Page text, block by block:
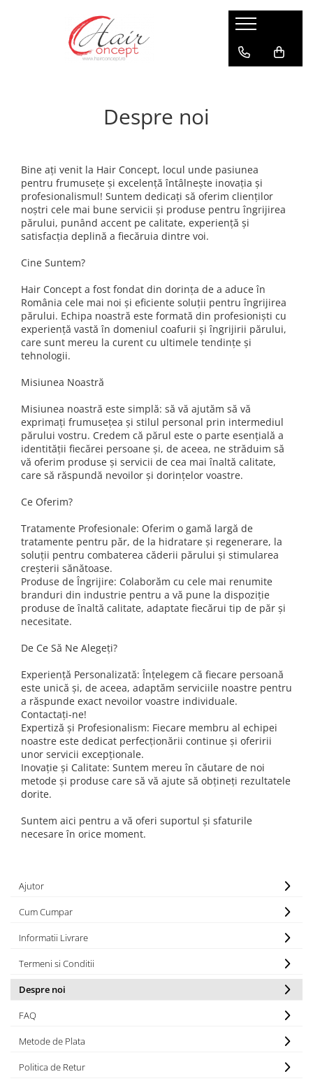
Colorare / Decolorare
Par Vopsit
Tratamente Scalp
Despre noi
Bine ați venit la Hair Concept, locul unde pasiunea
pentru frumusețe și excelență întâlnește inovația și
profesionalismul! Suntem dedicați să oferim clienților
noștri cele mai bune servicii și produse pentru îngrijirea
părului, punând accent pe calitate, experiență și
satisfacția deplină a fiecăruia dintre voi.
Cine Suntem?
Hair Concept a fost fondat din dorința de a aduce în
România cele mai noi și eficiente soluții pentru îngrijirea
părului. Echipa noastră este formată din profesioniști cu
experiență vastă în domeniul coafurii și îngrijirii părului,
care sunt mereu la curent cu ultimele tendințe și
tehnologii.
Misiunea Noastră
Misiunea noastră este simplă: să vă ajutăm să vă
exprimați frumusețea și stilul personal prin intermediul
părului vostru. Credem că părul este o parte esențială a
identității fiecărei persoane și, de aceea, ne străduim să
vă oferim produse și servicii de cea mai înaltă calitate,
care să răspundă nevoilor și dorințelor voastre.
Ce Oferim?
Tratamente Profesionale: Oferim o gamă largă de
tratamente pentru păr, de la hidratare și regenerare, la
soluții pentru combaterea căderii părului și stimularea
creșterii sănătoase.
Produse de Îngrijire: Colaborăm cu cele mai renumite
branduri din industrie pentru a vă pune la dispoziție
produse de înaltă calitate, adaptate fiecărui tip de păr și
necesitate.
De Ce Să Ne Alegeți?
Experiență Personalizată: Înțelegem că fiecare persoană
este unică și, de aceea, adaptăm serviciile noastre pentru
a răspunde exact nevoilor voastre individuale.
Contactați-ne!
Expertiză și Profesionalism: Fiecare membru al echipei
noastre este dedicat perfecționării continue și oferirii
unor servicii excepționale.
Inovație și Calitate: Suntem mereu în căutare de noi
metode și produse care să vă ajute să obțineți rezultatele
dorite.
Suntem aici pentru a vă oferi suportul și sfaturile
necesare în orice moment.
Ajutor
Cum Cumpar
Informatii Livrare
Termeni si Conditii
Despre noi
FAQ
Metode de Plata
Politica de Retur